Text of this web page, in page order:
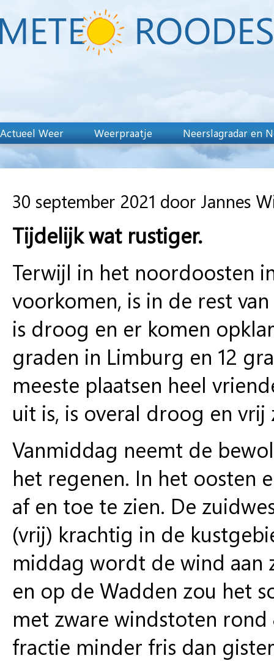
Actueel Weer Weerpraatje Neerslagradar en
30 september 2021 door Jannes
Tijdelijk wat rustiger.
Terwijl in het noordoosten
voorkomen, is in de rest
is droog en er komen
graden in Limburg en 12
meeste plaatsen heel
uit is, is overal droog en
Vanmiddag neemt de
het regenen. In het oosten
af en toe te zien. De
(vrij) krachtig in de
middag wordt de wind aan
en op de Wadden zou het
met zware windstoten rond
fractie minder fris dan